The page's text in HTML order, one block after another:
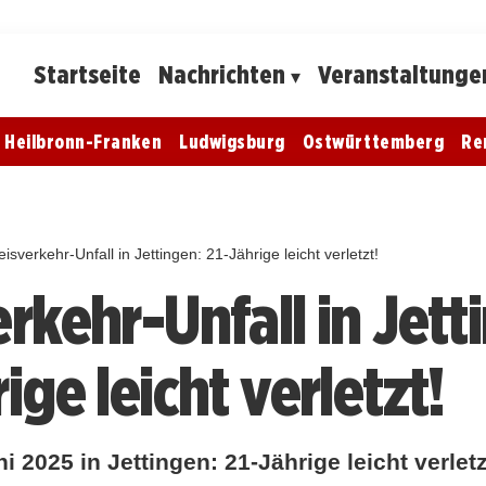
Startseite Nachrichten
Heilbronn-Franken Ludwigsburg Ostwürttemberg
Unfall in Jettingen: 21-Jährige leicht verletzt!
Unfall in
leicht verletzt!
2025 in Jettingen: 21-Jährige leicht